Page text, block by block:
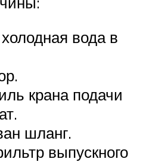
вода в
крана подачи
шланг.
выпускного